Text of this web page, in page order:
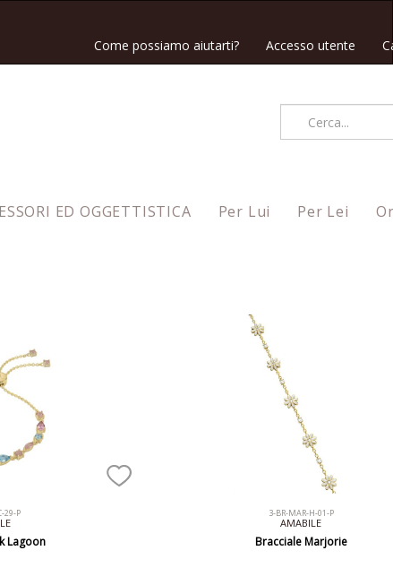
Accesso utente
Come possiamo aiutarti?
ED OGGETTISTICA Per Lui Per Lei
29-P
Lagoon
3-BR-MAR-H-01-P
AMABILE
Bracciale Marjorie